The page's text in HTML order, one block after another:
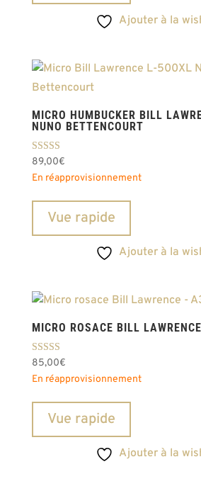
Ajouter à la
MICRO HUMBUCKER BILL
NUNO BETTENCOURT
Note
sur 5
89,00€
En réapprovisionnement
Vue rapide
Ajouter à la
MICRO ROSACE BILL
Note
sur 5
85,00€
En réapprovisionnement
Vue rapide
Ajouter à la